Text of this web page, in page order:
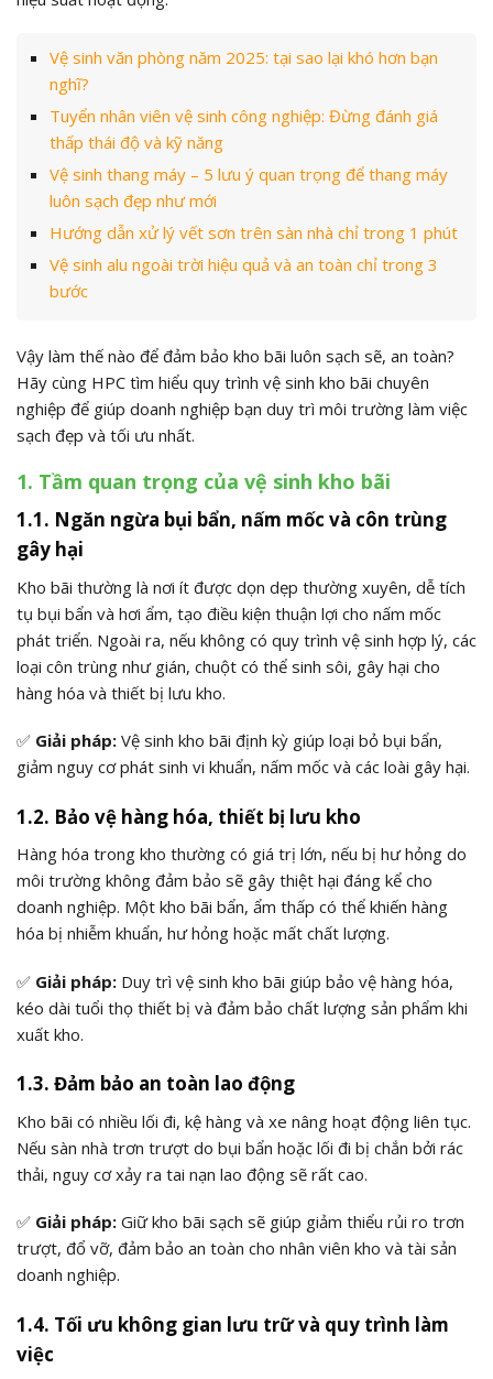
Vệ sinh văn phòng năm 2025: tại sao lại khó hơn bạn
nghĩ?
Tuyển nhân viên vệ sinh công nghiệp: Đừng đánh giá
thấp thái độ và kỹ năng
Vệ sinh thang máy – 5 lưu ý quan trọng để thang máy
luôn sạch đẹp như mới
Hướng dẫn xử lý vết sơn trên sàn nhà chỉ trong 1 phút
Vệ sinh alu ngoài trời hiệu quả và an toàn chỉ trong 3
bước
Vậy làm thế nào để đảm bảo kho bãi luôn sạch sẽ, an toàn?
Hãy cùng HPC tìm hiểu quy trình vệ sinh kho bãi chuyên
nghiệp để giúp doanh nghiệp bạn duy trì môi trường làm việc
sạch đẹp và tối ưu nhất.
1. Tầm quan trọng của vệ sinh kho bãi
1.1. Ngăn ngừa bụi bẩn, nấm mốc và côn trùng
gây hại
Kho bãi thường là nơi ít được dọn dẹp thường xuyên, dễ tích
tụ bụi bẩn và hơi ẩm, tạo điều kiện thuận lợi cho nấm mốc
phát triển. Ngoài ra, nếu không có quy trình vệ sinh hợp lý, các
loại côn trùng như gián, chuột có thể sinh sôi, gây hại cho
hàng hóa và thiết bị lưu kho.
✅ Giải pháp: Vệ sinh kho bãi định kỳ giúp loại bỏ bụi bẩn,
giảm nguy cơ phát sinh vi khuẩn, nấm mốc và các loài gây hại.
1.2. Bảo vệ hàng hóa, thiết bị lưu kho
Hàng hóa trong kho thường có giá trị lớn, nếu bị hư hỏng do
môi trường không đảm bảo sẽ gây thiệt hại đáng kể cho
doanh nghiệp. Một kho bãi bẩn, ẩm thấp có thể khiến hàng
hóa bị nhiễm khuẩn, hư hỏng hoặc mất chất lượng.
✅ Giải pháp: Duy trì vệ sinh kho bãi giúp bảo vệ hàng hóa,
kéo dài tuổi thọ thiết bị và đảm bảo chất lượng sản phẩm khi
xuất kho.
1.3. Đảm bảo an toàn lao động
Kho bãi có nhiều lối đi, kệ hàng và xe nâng hoạt động liên tục.
Nếu sàn nhà trơn trượt do bụi bẩn hoặc lối đi bị chắn bởi rác
thải, nguy cơ xảy ra tai nạn lao động sẽ rất cao.
✅ Giải pháp: Giữ kho bãi sạch sẽ giúp giảm thiểu rủi ro trơn
trượt, đổ vỡ, đảm bảo an toàn cho nhân viên kho và tài sản
doanh nghiệp.
1.4. Tối ưu không gian lưu trữ và quy trình làm
việc